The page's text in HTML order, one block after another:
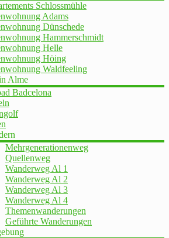
Schlossmühle
Adams
Dünschede
Hammerschmidt
Helle
Höing
Waldfeeling
Alme
Badcelona
Mehrgenerationenweg
Quellenweg
Wanderweg Al 1
Wanderweg Al 2
Wanderweg Al 3
Wanderweg Al 4
Themenwanderungen
Geführte Wanderungen